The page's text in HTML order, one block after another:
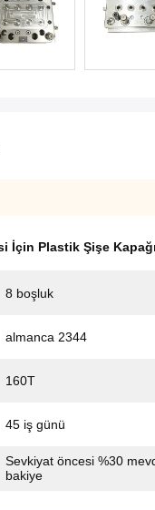
İçin Plastik Şişe Kapağı
8 boşluk
almanca 2344
160T
45 iş günü
Sevkiyat öncesi %30
bakiye